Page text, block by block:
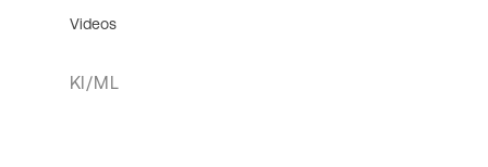
Videos
KI/ML